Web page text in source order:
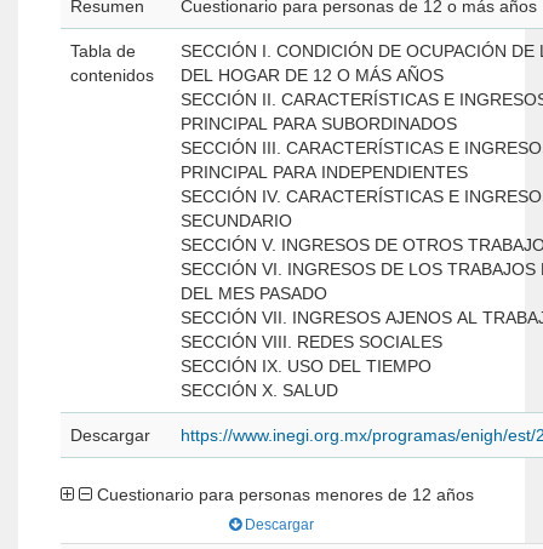
Resumen Cuestionario para personas de 12 o más años
Tabla de
contenidos
SECCIÓN I. CONDICIÓN DE OCUPACIÓN DE
DEL HOGAR DE 12 O MÁS AÑOS
SECCIÓN II. CARACTERÍSTICAS E
PRINCIPAL PARA SUBORDINADOS
SECCIÓN III. CARACTERÍSTICAS E
PRINCIPAL PARA INDEPENDIENTES
SECCIÓN IV. CARACTERÍSTICAS E
SECUNDARIO
SECCIÓN V. INGRESOS DE OTROS
SECCIÓN VI. INGRESOS DE LOS TRABAJOS
DEL MES PASADO
SECCIÓN VII. INGRESOS AJENOS AL
SECCIÓN VIII. REDES SOCIALES
SECCIÓN IX. USO DEL TIEMPO
SECCIÓN X. SALUD
Descargar https://www.inegi.org.mx/programas/enigh/
Cuestionario para personas menores de 12 años
Descargar